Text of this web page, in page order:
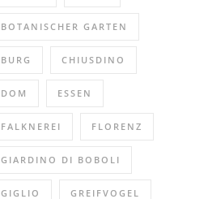
BOTANISCHER GARTEN
BURG CHIUSDINO
DOM ESSEN
FALKNEREI FLORENZ
GIARDINO DI BOBOLI
GIGLIO GREIFVOGEL